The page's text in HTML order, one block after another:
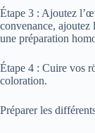
Étape 3 : Ajoutez
convenance,
une préparation
Étape 4 : Cuire vos
coloration.
Préparer les